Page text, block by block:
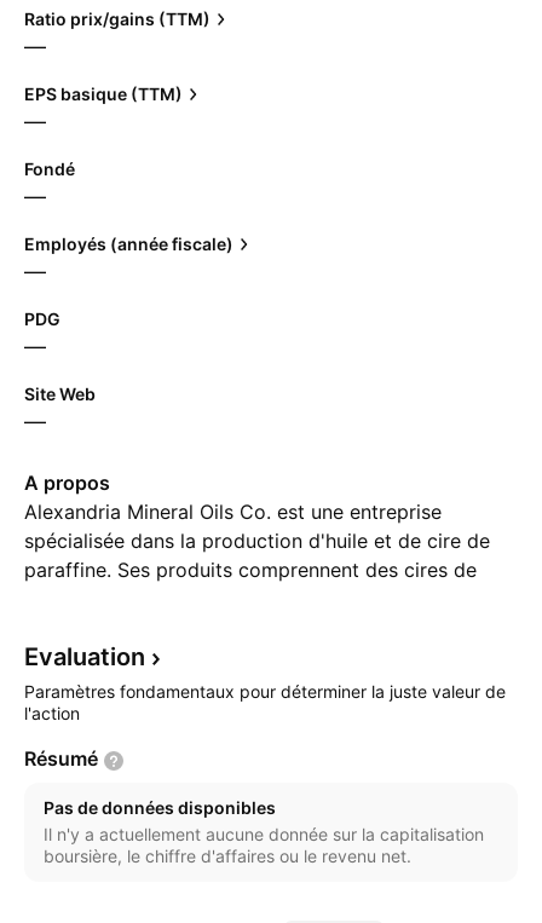
Ratio prix/gains (TTM)
—
EPS basique (TTM)
—
Fondé
—
Employés (année fiscale)
—
PDG
—
Site Web
—
A propos
Alexandria Mineral Oils Co. est une entreprise
spécialisée dans la production d'huile et de cire de
paraffine. Ses produits comprennent des cires de
huiles de base, des huiles combustibles et des fluides
pour transmissions automatiques. La société a été
fondée le 6 mai 1997 et son siège social est situé à
Alexandrie, en Égypte.
Evaluation
Paramètres fondamentaux pour déterminer la juste valeur de
l'action
Résumé
Pas de données disponibles
Il n'y a actuellement aucune donnée sur la capitalisation
boursière, le chiffre d'affaires ou le revenu net.